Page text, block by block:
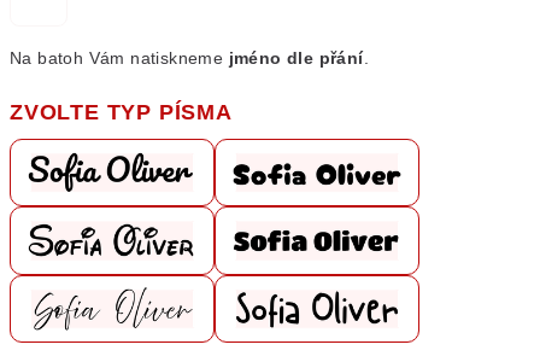
Na batoh Vám natiskneme jméno dle přání.
ZVOLTE TYP PÍSMA